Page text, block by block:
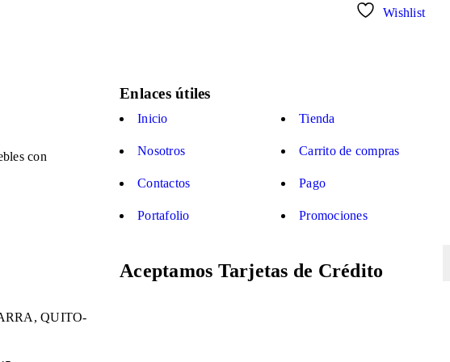
Wishlist
con
QUITO-
Enlaces útiles
Inicio
Nosotros
Contactos
Portafolio
Tienda
Carrito de compras
Pago
Promociones
Aceptamos Tarjetas de Crédito